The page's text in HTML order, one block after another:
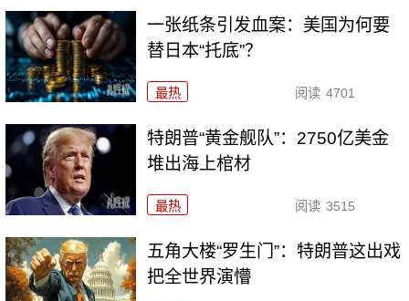
一张纸条引发血案：美国为何要
替日本“托底”？
最热 阅读 4701
特朗普“黄金舰队”：2750亿美金
堆出海上棺材
最热 阅读 3515
五角大楼“罗生门”：特朗普这出戏
把全世界演懵